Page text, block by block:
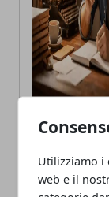
Utilizziamo i
web e il
ARTICOLI